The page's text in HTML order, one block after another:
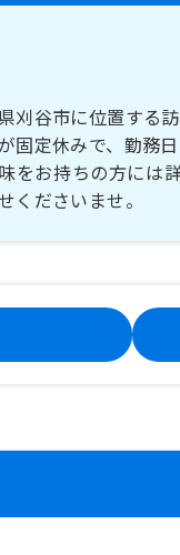
刈谷市に位置する
固定休みで、勤務
をお持ちの方には